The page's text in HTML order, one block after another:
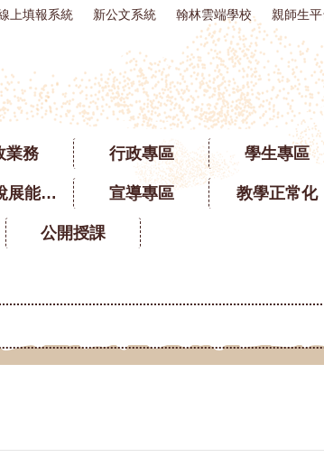
上填報系統 新公文系統 翰林雲端學校 親師生平
業務 行政專區 學生專區
英語口說展能專區 宣導專區 教學正常化
公開授課